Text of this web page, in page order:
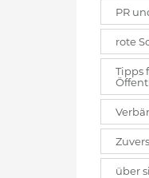
PR
rote
Tipps
über